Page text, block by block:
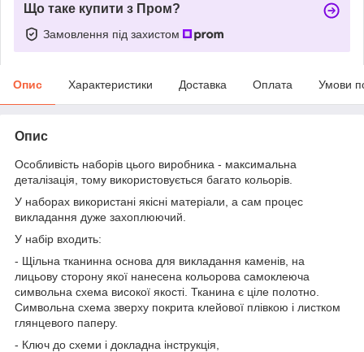
Що таке купити з Пром?
Замовлення під захистом
Опис Характеристики Доставка Оплата Умови
Опис
Особливість наборів цього виробника - максимальна
деталізація, тому використовується багато кольорів.
У наборах використані якісні матеріали, а сам процес
викладання дуже захоплюючий.
У набір входить:
- Щільна тканинна основа для викладання каменів, на
лицьову сторону якої нанесена кольорова самоклеюча
символьна схема високої якості. Тканина є ціле полотно.
Символьна схема зверху покрита клейової плівкою і листком
глянцевого паперу.
- Ключ до схеми і докладна інструкція,